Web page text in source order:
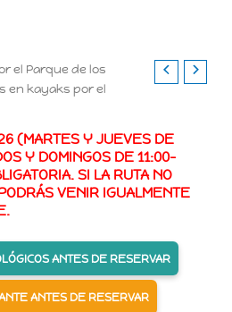
el Parque de los
en kayaks por el
(MARTES Y JUEVES DE
Y DOMINGOS DE 11:00–
SI LA RUTA NO
VENIR IGUALMENTE
ANTES DE RESERVAR
ANTES DE RESERVAR